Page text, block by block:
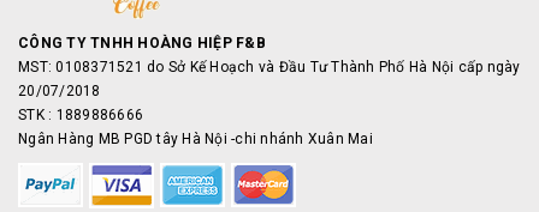
CÔNG TY TNHH HOÀNG HIỆP F&B
MST: 0108371521 do Sở Kế Hoạch và Đầu Tư Thành Phố Hà Nội cấp ngày
20/07/2018
STK : 1889886666
Ngân Hàng MB PGD tây Hà Nội -chi nhánh Xuân Mai